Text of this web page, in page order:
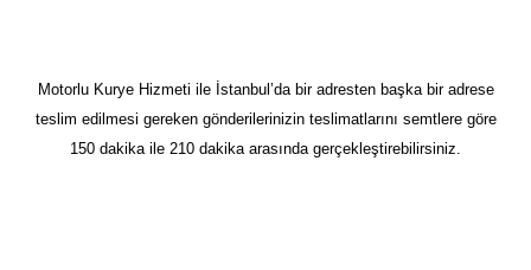
Motorlu Kurye Hizmeti ile İstanbul’da bir adresten başka bir adrese
teslim edilmesi gereken gönderilerinizin teslimatlarını semtlere göre
150 dakika ile 210 dakika arasında gerçekleştirebilirsiniz.